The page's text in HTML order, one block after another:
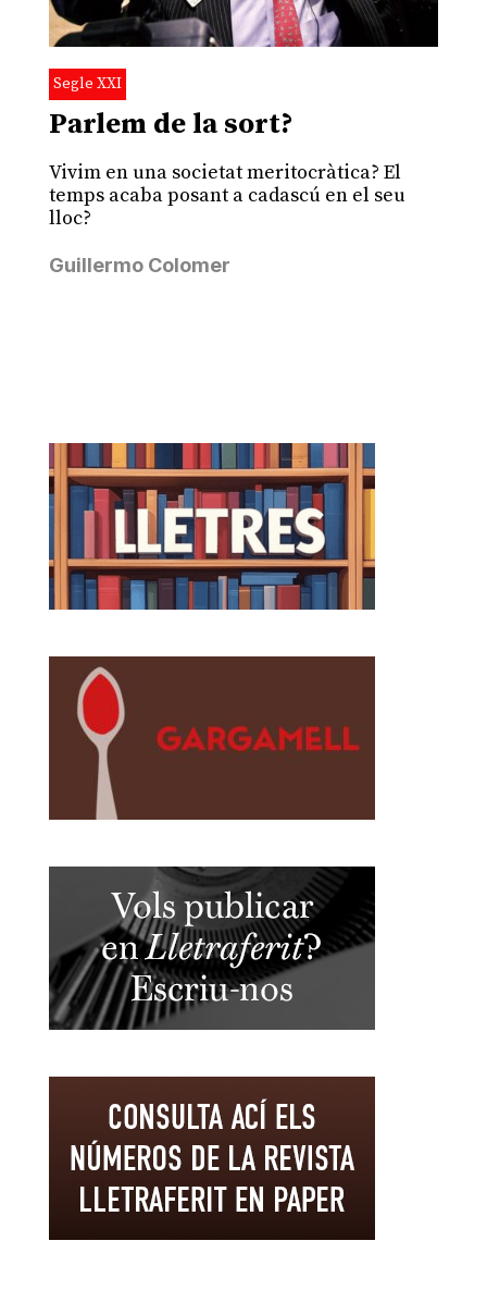
Segle XXI
Parlem de la sort?
Vivim en una societat meritocràtica? El
temps acaba posant a cadascú en el seu
lloc?
Guillermo Colomer